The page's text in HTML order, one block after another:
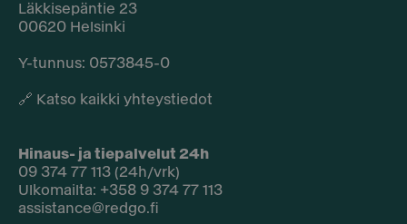
Läkkisepäntie 23
00620 Helsinki
Y-tunnus: 0573845-0​
🔗 Katso kaikki yhteystiedot
Hinaus- ja tiepalvelut 24h
09 374 77 113 (24h/vrk)
Ulkomailta: +358 9 374 77 113
assistance@redgo.fi